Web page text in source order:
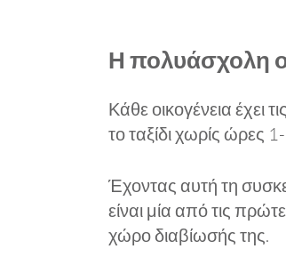
Η πολυάσχολη
Κάθε οικογένεια έχει
το ταξίδι χωρίς ώρες
Έχοντας αυτή τη
είναι μία από τις
χώρο διαβίωσής της.